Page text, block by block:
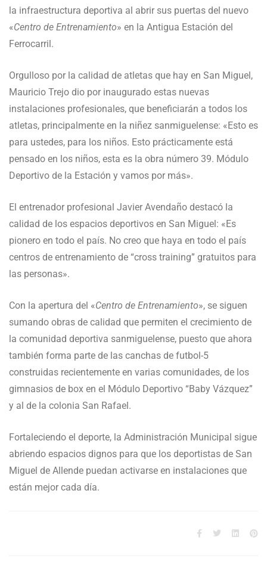
la infraestructura deportiva al abrir sus puertas del nuevo
«Centro de Entrenamiento» en la Antigua Estación del
Ferrocarril.
Orgulloso por la calidad de atletas que hay en San Miguel,
Mauricio Trejo dio por inaugurado estas nuevas
instalaciones profesionales, que beneficiarán a todos los
atletas, principalmente en la niñez sanmiguelense: «Esto es
para ustedes, para los niños. Esto prácticamente está
pensado en los niños, esta es la obra número 39. Módulo
Deportivo de la Estación y vamos por más».
El entrenador profesional Javier Avendaño destacó la
calidad de los espacios deportivos en San Miguel: «Es
pionero en todo el país. No creo que haya en todo el país
centros de entrenamiento de “cross training” gratuitos para
las personas».
Con la apertura del «Centro de Entrenamiento», se siguen
sumando obras de calidad que permiten el crecimiento de
la comunidad deportiva sanmiguelense, puesto que ahora
también forma parte de las canchas de futbol-5
construidas recientemente en varias comunidades, de los
gimnasios de box en el Módulo Deportivo “Baby Vázquez”
y al de la colonia San Rafael.
Fortaleciendo el deporte, la Administración Municipal sigue
abriendo espacios dignos para que los deportistas de San
Miguel de Allende puedan activarse en instalaciones que
están mejor cada día.